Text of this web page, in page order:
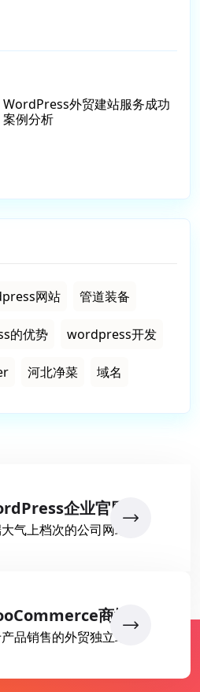
WordPress外贸建站服务成功
案例分析
网站 管道装备
的优势 wordpress开发
河北净菜 域名
企业官网
气上档次的公司网站
商城
品销售的外贸独立站